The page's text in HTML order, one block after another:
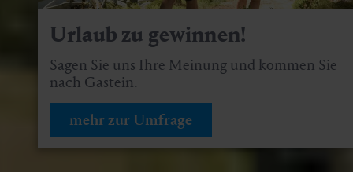
Urlaub zu gewinnen!
Sagen Sie uns Ihre Meinung und kommen Sie
nach Gastein.
mehr zur Umfrage